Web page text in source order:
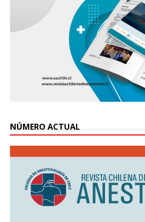
NÚMERO ACTUAL